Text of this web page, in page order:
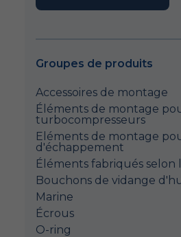
Groupes de produits
Accessoires de montage
Éléments de montage
turbocompresseurs
Eléments de montage
d'échappement
Éléments fabriqués selon
Bouchons de vidange
Marine
Écrous
O-ring